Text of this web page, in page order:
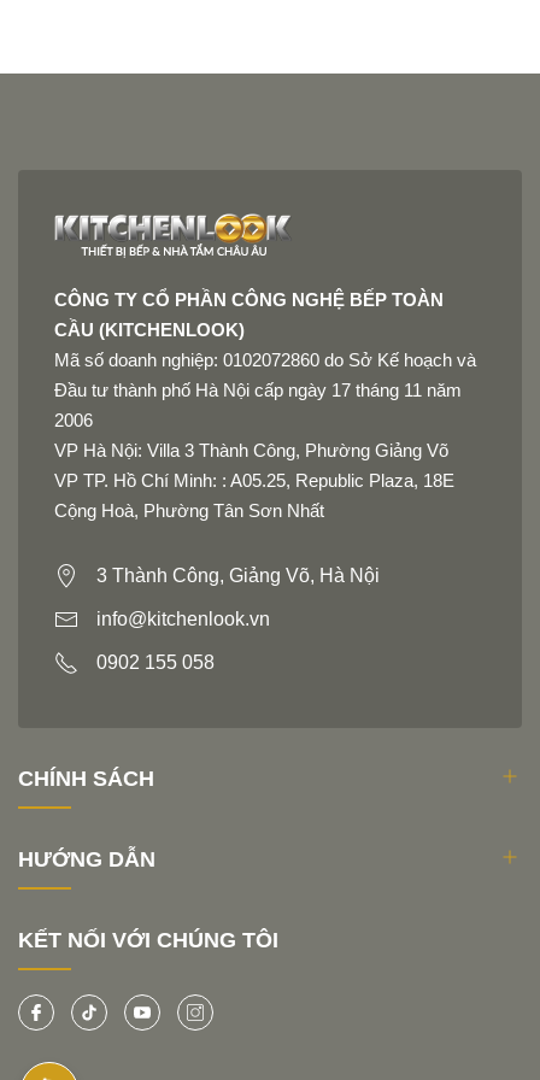
CÔNG TY CỔ PHẦN CÔNG NGHỆ BẾP TOÀN
CẦU (KITCHENLOOK)
Mã số doanh nghiệp: 0102072860 do Sở Kế hoạch và
Đầu tư thành phố Hà Nội cấp ngày 17 tháng 11 năm
2006
VP Hà Nội: Villa 3 Thành Công, Phường Giảng Võ
VP TP. Hồ Chí Minh: : A05.25, Republic Plaza, 18E
Cộng Hoà, Phường Tân Sơn Nhất
3 Thành Công, Giảng Võ, Hà Nội
info@kitchenlook.vn
0902 155 058
CHÍNH SÁCH
HƯỚNG DẪN
KẾT NỐI VỚI CHÚNG TÔI